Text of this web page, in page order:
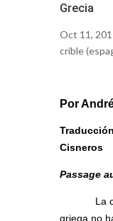
Grecia
Oct 11,
crible
Por
Cisneros
Passage
La
griega no